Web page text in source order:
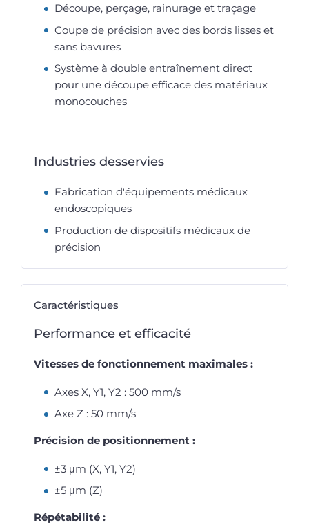
Découpe, perçage, rainurage et traçage
Coupe de précision avec des bords lisses et
sans bavures
Système à double entraînement direct
pour une découpe efficace des matériaux
monocouches
Industries desservies
Fabrication d'équipements médicaux
endoscopiques
Production de dispositifs médicaux de
précision
Caractéristiques
Performance et efficacité
Vitesses de fonctionnement maximales :
Axes X, Y1, Y2 : 500 mm/s
Axe Z : 50 mm/s
Précision de positionnement :
±3 μm (X, Y1, Y2)
±5 μm (Z)
Répétabilité :